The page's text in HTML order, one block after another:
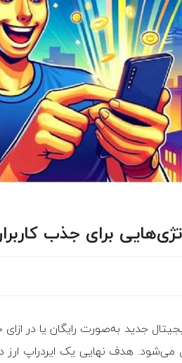
برای جذب
جدید به‌صورت رایگان یا در
می‌شود. هدف نهایی یک ایردراپ